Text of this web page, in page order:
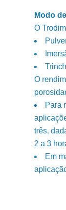
Modo
O
O
Para
três,
2 a 3
Em